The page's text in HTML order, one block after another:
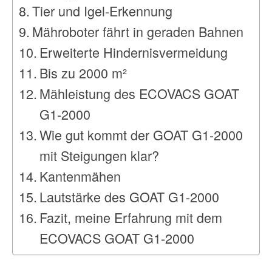
Tier und Igel-Erkennung
Mähroboter fährt in geraden Bahnen
Erweiterte Hindernisvermeidung
Bis zu 2000 m²
Mähleistung des ECOVACS GOAT
G1-2000
Wie gut kommt der GOAT G1-2000
mit Steigungen klar?
Kantenmähen
Lautstärke des GOAT G1-2000
Fazit, meine Erfahrung mit dem
ECOVACS GOAT G1-2000